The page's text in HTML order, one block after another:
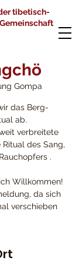
tibetisch-
Gompa
das Berg-
ab.
verbreitete
des Sang,
.
Willkommen!
da sich
verschieben